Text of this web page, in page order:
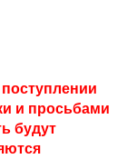
и просьбами
будут